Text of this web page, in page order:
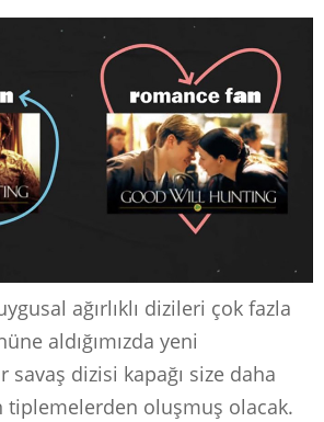
ağırlıklı dizileri çok fazla
aldığımızda yeni
savaş dizisi kapağı size daha
tiplemelerden oluşmuş olacak.